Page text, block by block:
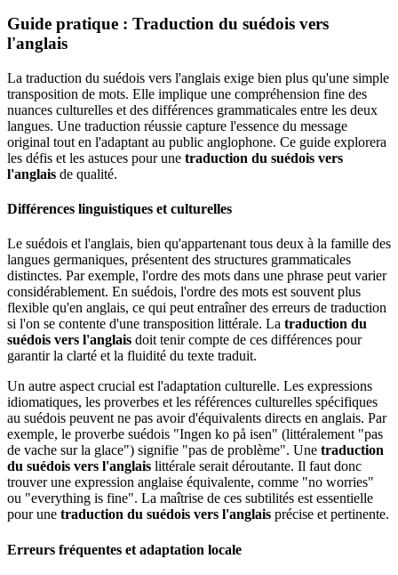
Guide pratique : Traduction du suédois vers
l'anglais
La traduction du suédois vers l'anglais exige bien plus qu'une simple
transposition de mots. Elle implique une compréhension fine des
nuances culturelles et des différences grammaticales entre les deux
langues. Une traduction réussie capture l'essence du message
original tout en l'adaptant au public anglophone. Ce guide explorera
les défis et les astuces pour une traduction du suédois vers
l'anglais de qualité.
Différences linguistiques et culturelles
Le suédois et l'anglais, bien qu'appartenant tous deux à la famille des
langues germaniques, présentent des structures grammaticales
distinctes. Par exemple, l'ordre des mots dans une phrase peut varier
considérablement. En suédois, l'ordre des mots est souvent plus
flexible qu'en anglais, ce qui peut entraîner des erreurs de traduction
si l'on se contente d'une transposition littérale. La traduction du
suédois vers l'anglais doit tenir compte de ces différences pour
garantir la clarté et la fluidité du texte traduit.
Un autre aspect crucial est l'adaptation culturelle. Les expressions
idiomatiques, les proverbes et les références culturelles spécifiques
au suédois peuvent ne pas avoir d'équivalents directs en anglais. Par
exemple, le proverbe suédois "Ingen ko på isen" (littéralement "pas
de vache sur la glace") signifie "pas de problème". Une traduction
du suédois vers l'anglais littérale serait déroutante. Il faut donc
trouver une expression anglaise équivalente, comme "no worries"
ou "everything is fine". La maîtrise de ces subtilités est essentielle
pour une traduction du suédois vers l'anglais précise et pertinente.
Erreurs fréquentes et adaptation locale